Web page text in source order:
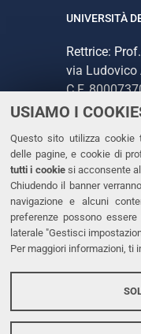
USIAMO I
Questo sito utilizza cookie
delle pagine, e cookie di
tutti i cookiesi acconsente
Chiudendo il banner
navigazione e alcuni
preferenze possono
laterale "Gestisci
Per maggiori informazioni, ti
UNIVERSITÀ
Rettrice:
via Ludovico
C.F.
CONTATTI
Tel. +39
Fax. +39
PEC
LINKS
Accessibilità
Protezione